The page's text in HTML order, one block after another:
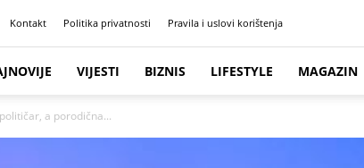
Kontakt Politika privatnosti Pravila i uslovi korištenja
VIJESTI BIZNIS LIFESTYLE MAGAZIN
a porodična...